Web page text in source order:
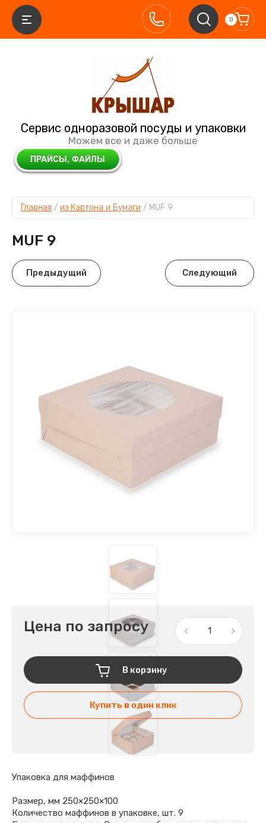
Сервис одноразовой посуды и упаковки
Можем все и даже больше
0
Главная / из Картона и Бумаги / MUF 9
MUF 9
Предыдущий Следующий
Цена по запросу
В корзину
Купить в один клик
Упаковка для маффинов
Размер, мм 250×250×100
Количество маффинов в упаковке, шт. 9